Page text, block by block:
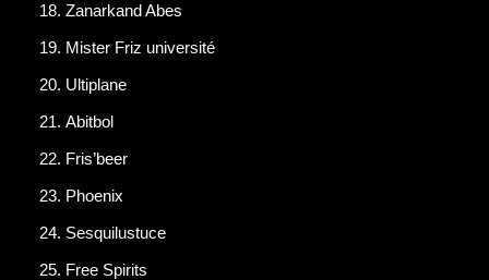
Zanarkand Abes
Mister Friz université
Ultiplane
Abitbol
Fris’beer
Phoenix
Sesquilustuce
Free Spirits